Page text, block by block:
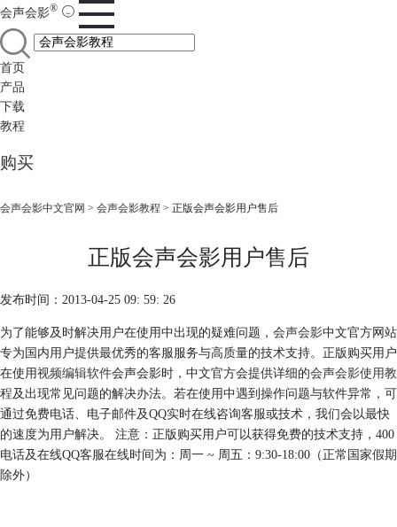
会声会影®
首页
产品
下载
教程
购买
会声会影中文官网 > 会声会影教程 > 正版会声会影用户售后
正版会声会影用户售后
发布时间：2013-04-25 09: 59: 26
为了能够及时解决用户在使用中出现的疑难问题， 会声会影中文官方网站
专为国内用户提供最优秀的客服服务与高质量的技术支持。正版购买用户
在使用视频编辑软件会声会影时，中文官方会提供详细的会声会影使用教
程及出现常见问题的解决办法。若在使用中遇到操作问题与软件异常，可
通过免费电话、电子邮件及QQ实时在线咨询客服或技术，我们会以最快
的速度为用户解决。 注意：正版购买用户可以获得免费的技术支持，400
电话及在线QQ客服在线时间为：周一 ~ 周五：9:30-18:00（正常国家假期
除外）